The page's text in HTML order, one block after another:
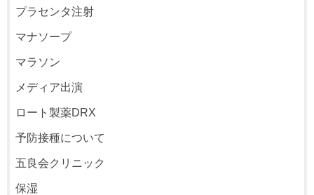
プラセンタ注射
マナソープ
マラソン
メディア出演
ロート製薬DRX
予防接種について
五良会クリニック
保湿